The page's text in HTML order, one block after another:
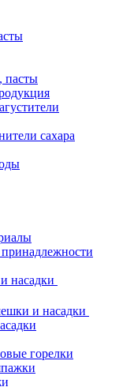
пасты
сахара
насадки
и насадки
горелки